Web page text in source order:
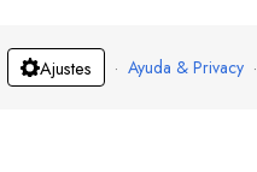
Ajustes · Ayuda & Privacy ·